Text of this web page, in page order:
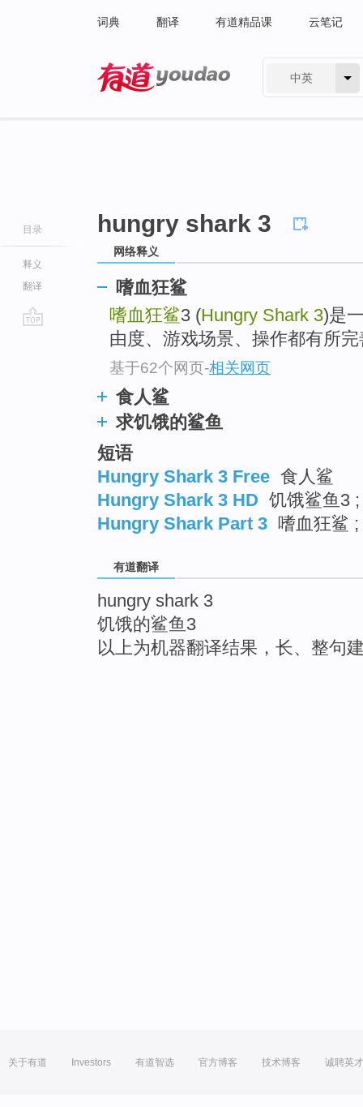
词典 翻译 有道精品课 云笔记
中英
目录
释义
翻译
hungry shark 3
网络释义
嗜血狂鲨
嗜血狂鲨3 (Hungry Shark 3)是
由度、游戏场景、操作都有所
基于62个网页-相关网页
食人鲨
求饥饿的鲨鱼
短语
Hungry Shark 3 Free 食人鲨
Hungry Shark 3 HD 饥饿鲨鱼3
Hungry Shark Part 3 嗜血狂鲨
有道翻译
hungry shark 3
饥饿的鲨鱼3
以上为机器翻译结果，长、整句
关于有道 Investors 有道智选 官方博客 技术博客 诚聘英才